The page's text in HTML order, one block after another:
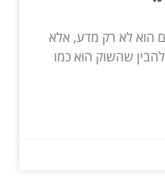
הוא לא רק מדע, אלא
שהשוק הוא כמו